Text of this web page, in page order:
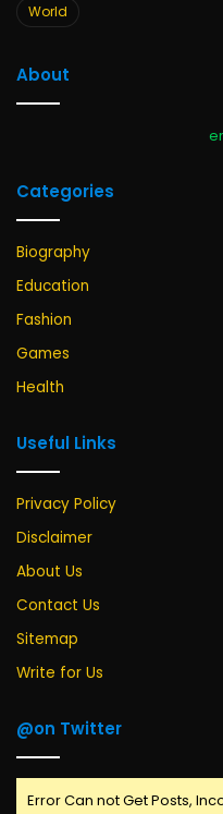
World
About
Categories
Biography
Education
Fashion
Games
Health
Useful Links
Privacy Policy
Disclaimer
About Us
Contact Us
Sitemap
Write for Us
@on Twitter
Error Can not Get Posts,